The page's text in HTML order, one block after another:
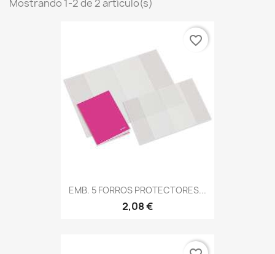
Mostrando 1-2 de 2 artículo(s)
EMB. 5 FORROS PROTECTORES...
2,08 €
favorite_border